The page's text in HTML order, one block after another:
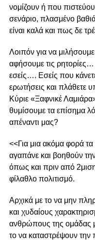
νομίζουν ή που
σενάριο, πλασμένο
είναι καλά και πως δε
Λοιπόν για να
αφήσουμε τις
εσείς…. Εσείς που
ερωτήσεις και πλάθετε
Κύριε «Ξαφνικέ
θυμίσουμε τα επίσημα
απέναντι μας?
<<Για μια ακόμα φορά
αγαπάνε και βοηθούν
όπως και πριν από
φίλαθλο πολιτισμό.
Αρχικά με το να μην
και χυδαίους
ανθρώπους της ομάδας
το να καταστρέψουν την